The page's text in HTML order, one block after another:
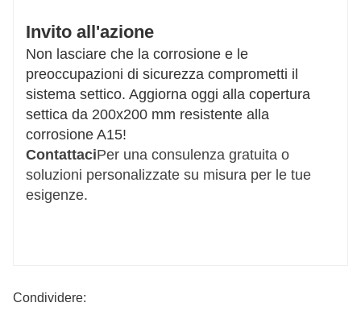
Invito all'azione
Non lasciare che la corrosione e le
preoccupazioni di sicurezza comprometti il ​​
sistema settico. Aggiorna oggi alla copertura
settica da 200x200 mm resistente alla
corrosione A15!
ContattaciPer una consulenza gratuita o
soluzioni personalizzate su misura per le tue
esigenze.
Condividere: